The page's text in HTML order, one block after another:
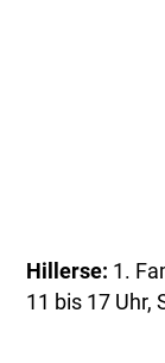
Hillerse: 1.
11 bis 17 Uhr,